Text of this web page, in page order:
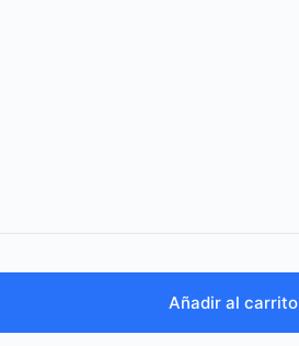
Añadir al carrito